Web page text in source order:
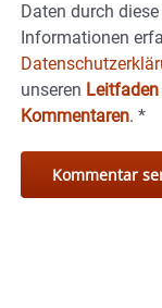
Daten durch
Informationen
unseren
Kommentaren. *